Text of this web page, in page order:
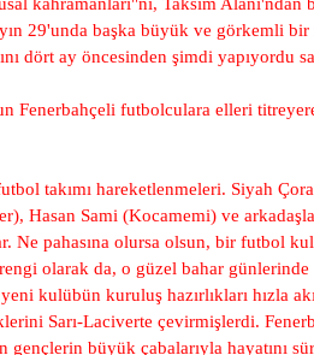
29'unda başka büyük ve görkemli
dört ay öncesinden şimdi yapıyordu
Fenerbahçeli futbolculara elleri
takımı hareketlenmeleri. Siyah
Sami (Kocamemi) ve
pahasına olursa olsun, bir futbol
olarak da, o güzel bahar günlerinde
kulübün kuruluş hazırlıkları hızla
Sarı-Laciverte çevirmişlerdi.
büyük çabalarıyla hayatını